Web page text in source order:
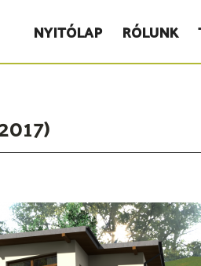
NYITÓLAP RÓLUNK